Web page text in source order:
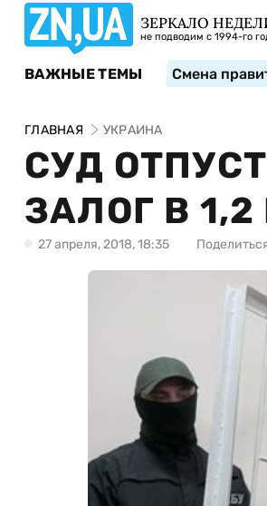
ЗЕРКАЛО
не подводим с 1994-го
ВАЖНЫЕ ТЕМЫ Смена
ГЛАВНАЯ УКРАИНА
СУД
ЗАЛОГ В
27 апреля, 2018, 18:35